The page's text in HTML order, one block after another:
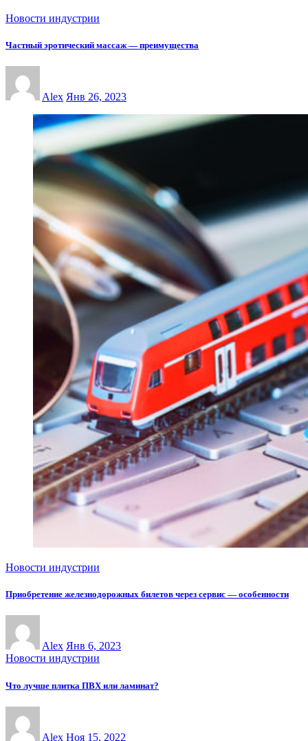
Новости индустрии
Частный эротический массаж — преимущества
Alex Янв 26, 2023
Новости индустрии
Приобретение железнодорожных билетов через сервис — особенности
Alex Янв 6, 2023
Новости индустрии
Что лучше плитка ПВХ или ламинат?
Alex Ноя 15, 2022